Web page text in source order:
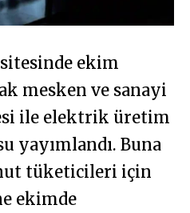
sitesinde ekim
mesken ve sanayi
ile elektrik üretim
yayımlandı. Buna
tüketicileri için
ekimde